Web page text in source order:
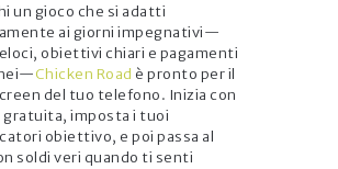
un gioco che si adatti
ai giorni impegnativi—
obiettivi chiari e pagamenti
Chicken Road è pronto per il
del tuo telefono. Inizia con
gratuita, imposta i tuoi
obiettivo, e poi passa al
soldi veri quando ti senti